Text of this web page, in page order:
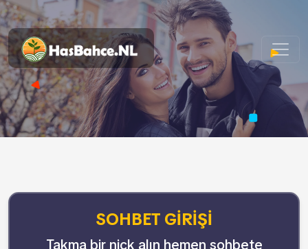
SOHBET GIRIŞI
Takma bir nick alın hemen sohbete